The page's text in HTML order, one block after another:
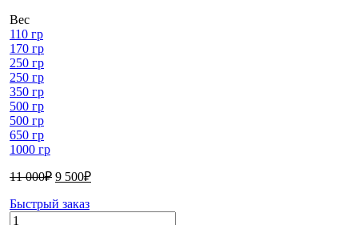
Вес
110 гр
170 гр
250 гр
250 гр
350 гр
500 гр
500 гр
650 гр
1000 гр
11 000₽ Первоначальная
составляла
9 500₽Текущая
Быстрый заказ
Количество